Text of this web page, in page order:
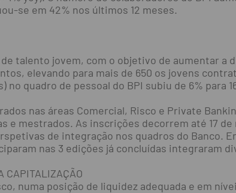
se em 42% nos últimos 12 meses.
talento jovem, com o objetivo de aumentar a
elevando para mais de 650 os jovens
quadro de pessoal do BPI subiu de 6% para
nas áreas Comercial, Risco e Private
e mestrados. As inscrições decorrem até 17
de integração nos quadros do Banco.
nas 3 edições já concluídas integraram
CAPITALIZAÇÃO
numa posição de liquidez adequada e em